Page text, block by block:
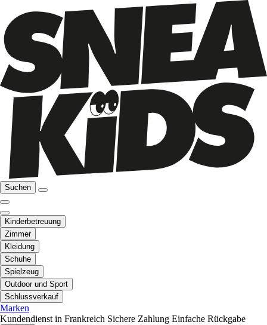
Suchen
Kinderbetreuung
Zimmer
Kleidung
Schuhe
Spielzeug
Outdoor und Sport
Schlussverkauf
Marken
Kundendienst in Frankreich Sichere Zahlung Einfache Rückgabe